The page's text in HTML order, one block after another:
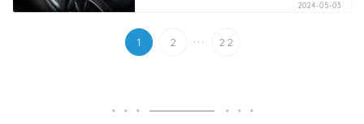
2024-05-03
1 2 ... 22